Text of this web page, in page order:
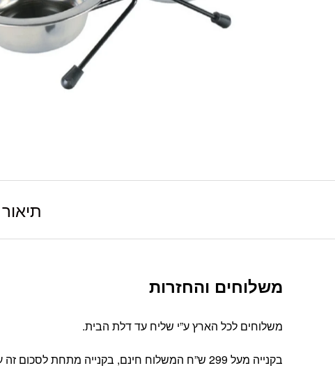
תיאור
משלוחים והחזרות
משלוחים לכל הארץ ע”י שליח עד דלת הבית.
בקנייה מעל 299 ש”ח המשלוח חינם, בקנייה מתחת לסכום זה עלות המשלוח הינה 39 ש”ח